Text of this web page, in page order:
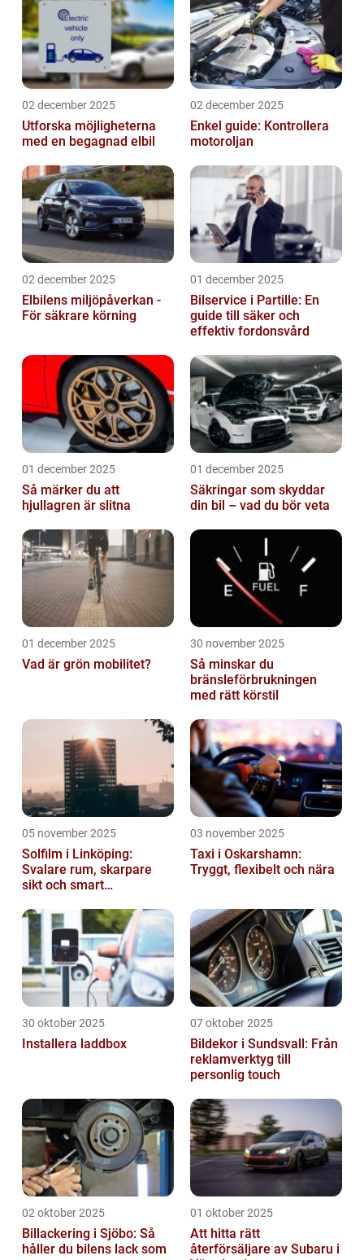
02 december 2025
Utforska möjligheterna
med en begagnad elbil
02 december 2025
Enkel guide: Kontrollera
motoroljan
02 december 2025
Elbilens miljöpåverkan -
För säkrare körning
01 december 2025
Bilservice i Partille: En
guide till säker och
effektiv fordonsvård
01 december 2025
Så märker du att
hjullagren är slitna
01 december 2025
Säkringar som skyddar
din bil – vad du bör veta
01 december 2025
Vad är grön mobilitet?
30 november 2025
Så minskar du
bränsleförbrukningen
med rätt körstil
05 november 2025
Solfilm i Linköping:
Svalare rum, skarpare
sikt och smart
03 november 2025
Taxi i Oskarshamn:
Tryggt, flexibelt och nära
30 oktober 2025
Installera laddbox
07 oktober 2025
Bildekor i Sundsvall: Från
reklamverktyg till
personlig touch
02 oktober 2025
Billackering i Sjöbo: Så
håller du bilens lack som
01 oktober 2025
Att hitta rätt
återförsäljare av Subaru i